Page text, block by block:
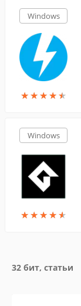
Windows
★★★★★
★★★★★
Windows
★★★★★
★★★★★
32 бит, статьи